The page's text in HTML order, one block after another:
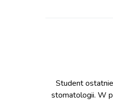
Student
stomatologii. W